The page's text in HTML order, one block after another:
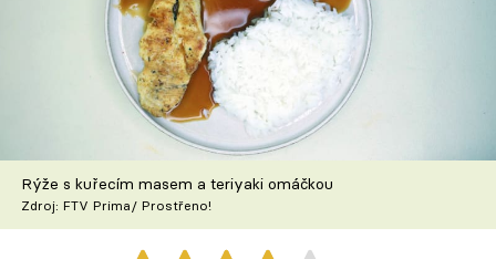
TV Program
Škola vaření
Recepty z TV
Speciál: Cuketa
Rýže s kuřecím masem a teriyaki omáčkou
Zdroj: FTV Prima/ Prostřeno!